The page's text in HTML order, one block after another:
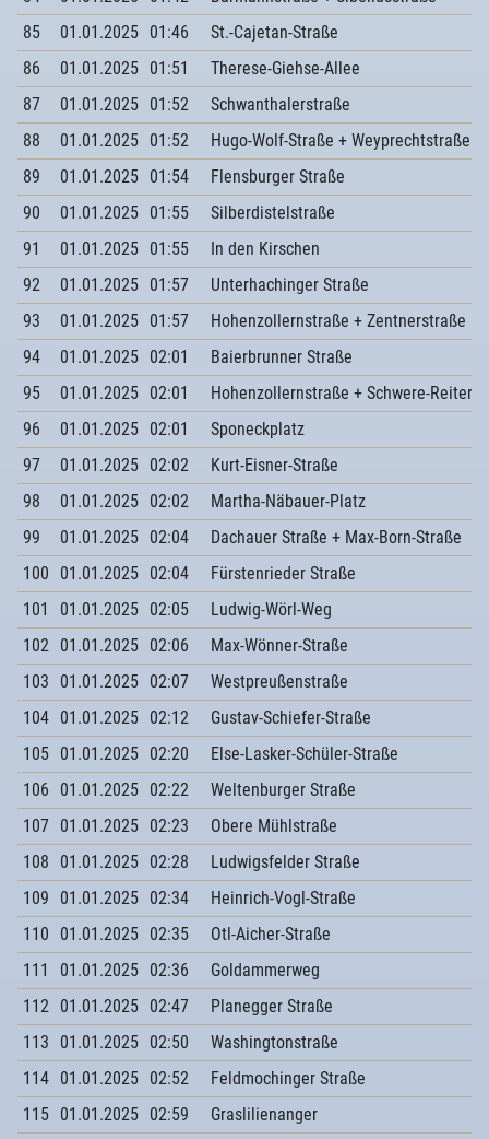
85
01.01.2025 01:46
St.-Cajetan-Straße
86
01.01.2025 01:51
Therese-Giehse-Allee
87
01.01.2025 01:52
Schwanthalerstraße
88
01.01.2025 01:52
Hugo-Wolf-Straße + Weyprechtstraße
89
01.01.2025 01:54
Flensburger Straße
90
01.01.2025 01:55
Silberdistelstraße
91
01.01.2025 01:55
In den Kirschen
92
01.01.2025 01:57
Unterhachinger Straße
93
01.01.2025 01:57
Hohenzollernstraße + Zentnerstraße
94
01.01.2025 02:01
Baierbrunner Straße
95
01.01.2025 02:01
Hohenzollernstraße + Schwere-Reiter-
96
01.01.2025 02:01
Sponeckplatz
97
01.01.2025 02:02
Kurt-Eisner-Straße
98
01.01.2025 02:02
Martha-Näbauer-Platz
99
01.01.2025 02:04
Dachauer Straße + Max-Born-Straße
100
01.01.2025 02:04
Fürstenrieder Straße
101
01.01.2025 02:05
Ludwig-Wörl-Weg
102 01.01.2025 02:06
Max-Wönner-Straße
103
01.01.2025 02:07
Westpreußenstraße
104 01.01.2025 02:12
Gustav-Schiefer-Straße
105 01.01.2025 02:20
Else-Lasker-Schüler-Straße
106
01.01.2025 02:22
Weltenburger Straße
107 01.01.2025 02:23
Obere Mühlstraße
108
01.01.2025 02:28
Ludwigsfelder Straße
109
01.01.2025 02:34
Heinrich-Vogl-Straße
110
01.01.2025 02:35
Otl-Aicher-Straße
111
01.01.2025 02:36
Goldammerweg
112 01.01.2025 02:47
Planegger Straße
113
01.01.2025 02:50
Washingtonstraße
114 01.01.2025 02:52
Feldmochinger Straße
115 01.01.2025 02:59
Graslilienanger